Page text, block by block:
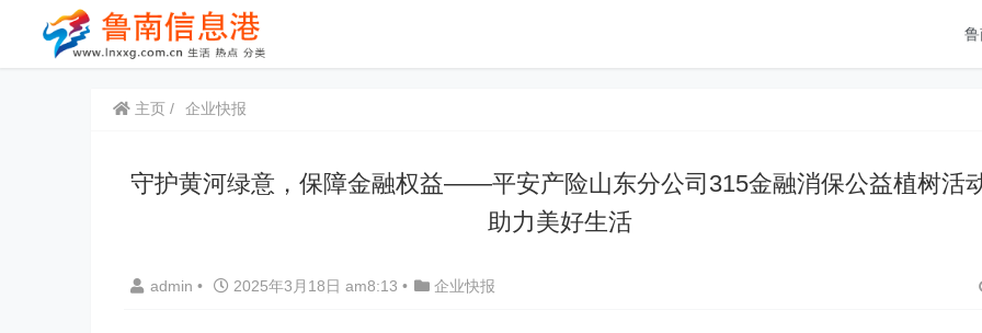
主页 企业快报
守护黄河绿意，保障金融权益——平安产险山东分公司315金融消保公益植树活
助力美好生活
admin • 2025年3月18日 am8:13 • 企业快报